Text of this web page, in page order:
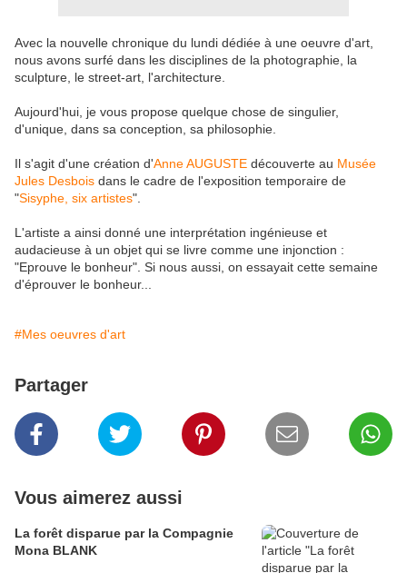
Avec la nouvelle chronique du lundi dédiée à une oeuvre d'art,
nous avons surfé dans les disciplines de la photographie, la
sculpture, le street-art, l'architecture.
Aujourd'hui, je vous propose quelque chose de singulier,
d'unique, dans sa conception, sa philosophie.
Il s'agit d'une création d'Anne AUGUSTE découverte au Musée
Jules Desbois dans le cadre de l'exposition temporaire de
"Sisyphe, six artistes".
L'artiste a ainsi donné une interprétation ingénieuse et
audacieuse à un objet qui se livre comme une injonction :
"Eprouve le bonheur". Si nous aussi, on essayait cette semaine
d'éprouver le bonheur...
#Mes oeuvres d'art
Partager
Vous aimerez aussi
La forêt disparue par la Compagnie
Mona BLANK